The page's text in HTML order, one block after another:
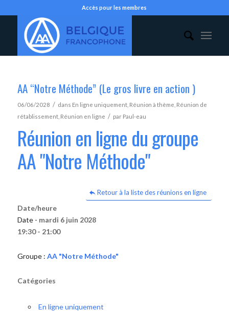
Accès pour les membres
AA “Notre Méthode” (Le gros livre en action )
06/06/2028 / dans En ligne uniquement, Réunion à thème Réunion de
rétablissement, Réunion en ligne / par Paul-eau
Réunion en ligne du groupe
AA "Notre Méthode"
Retour à la liste des réunions en ligne
Date/heure
Date - mardi 6 juin 2028
19:30 - 21:00
Groupe : AA "Notre Méthode"
Catégories
En ligne uniquement